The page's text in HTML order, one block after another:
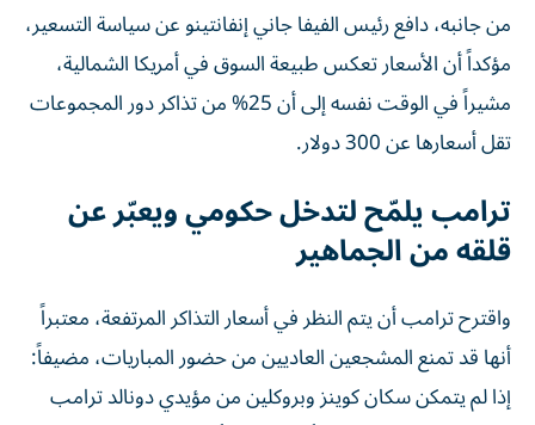
من جانبه، دافع رئيس الفيفا جاني إنفانتينو عن سياسة التسعير،
مؤكداً أن الأسعار تعكس طبيعة السوق في أمريكا الشمالية،
مشيراً في الوقت نفسه إلى أن 25% من تذاكر دور المجموعات
تقل أسعارها عن 300 دولار.
ترامب يلمّح لتدخل حكومي ويعبّر عن
قلقه من الجماهير
واقترح ترامب أن يتم النظر في أسعار التذاكر المرتفعة، معتبراً
أنها قد تمنع المشجعين العاديين من حضور المباريات، مضيفاً:
إذا لم يتمكن سكان كوينز وبروكلين من مؤيدي دونالد ترامب